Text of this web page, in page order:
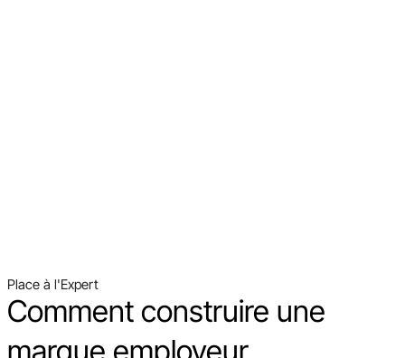
Place à l'Expert
Comment construire une